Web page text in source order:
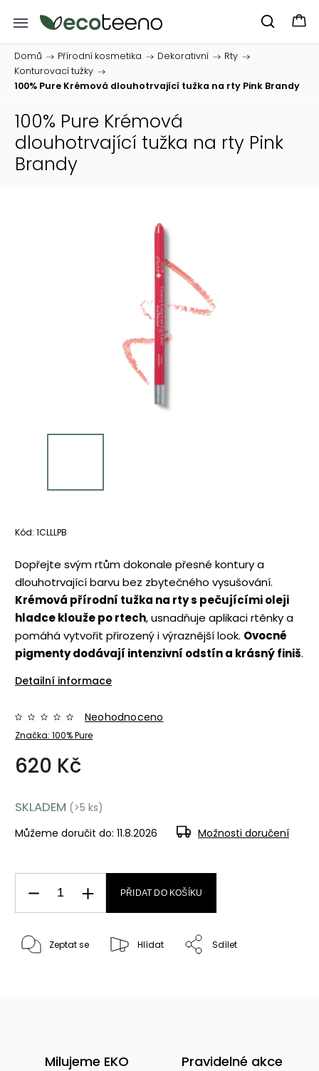
Domů / Přírodní kosmetika / Dekorativní / Rty /
Konturovací tužky /
100% Pure Krémová dlouhotrvající tužka na rty Pink Brandy
100% Pure Krémová
dlouhotrvající tužka na rty Pink
Brandy
Kód: 1CLLLPB
Dopřejte svým rtům dokonale přesné kontury a
dlouhotrvající barvu bez zbytečného vysušování.
Krémová přírodní tužka na rty s pečujícími oleji
hladce klouže po rtech, usnadňuje aplikaci rtěnky a
pomáhá vytvořit přirozený i výraznější look. Ovocné
pigmenty dodávají intenzivní odstín a krásný finiš.
Detailní informace
Značka: 100% Pure
Neohodnoceno
620 Kč
SKLADEM (>5 ks)
Můžeme doručit do: 11.8.2026 Možnosti doručení
PŘIDAT DO KOŠÍKU
Zeptat se Hlídat Sdílet
Milujeme EKO Pravidelné akce